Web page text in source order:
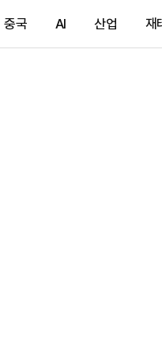
중국 AI 산업 재